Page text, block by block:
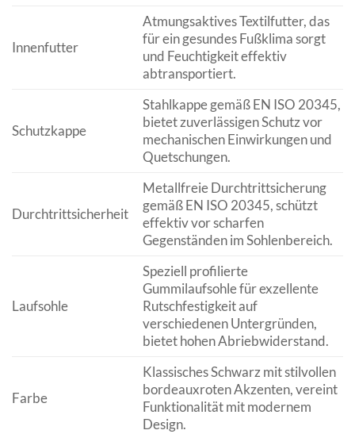
Innenfutter
Atmungsaktives Textilfutter, das
für ein gesundes Fußklima sorgt
und Feuchtigkeit effektiv
abtransportiert.
Schutzkappe
Stahlkappe gemäß EN ISO 20345,
bietet zuverlässigen Schutz vor
mechanischen Einwirkungen und
Quetschungen.
Durchtrittsicherheit
Metallfreie Durchtrittsicherung
gemäß EN ISO 20345, schützt
effektiv vor scharfen
Gegenständen im Sohlenbereich.
Laufsohle
Speziell profilierte
Gummilaufsohle für exzellente
Rutschfestigkeit auf
verschiedenen Untergründen,
bietet hohen Abriebwiderstand.
Farbe
Klassisches Schwarz mit stilvollen
bordeauxroten Akzenten, vereint
Funktionalität mit modernem
Design.